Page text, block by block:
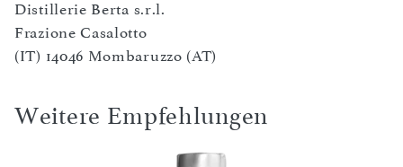
Distillerie Berta s.r.l.
Frazione Casalotto
(IT) 14046 Mombaruzzo (AT)
Weitere Empfehlungen